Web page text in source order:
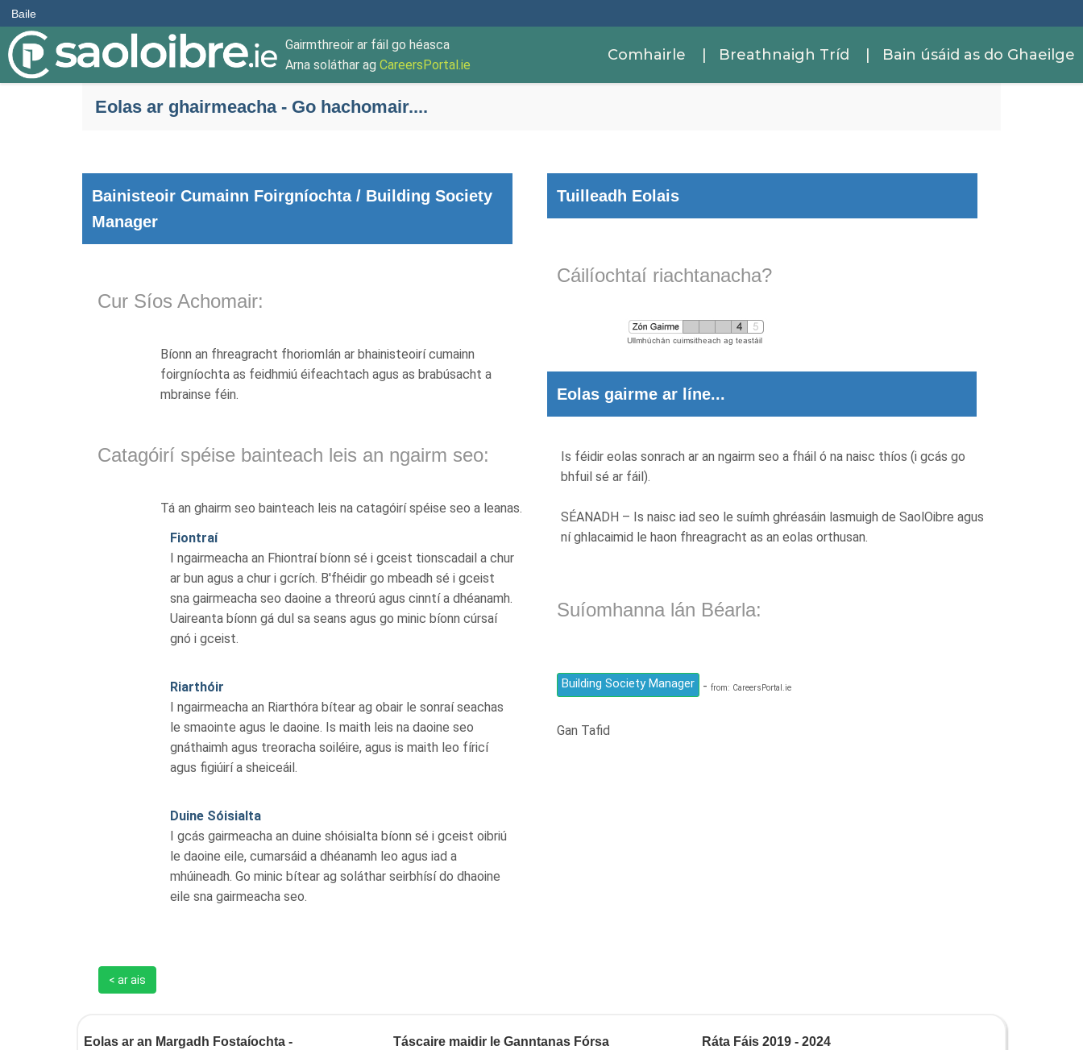
Baile
Gairmthreoir ar fáil go héasca
Arna soláthar ag CareersPortal.ie
Comhairle | Breathnaigh Tríd | Bain úsáid as do Ghaeilge
Eolas ar ghairmeacha - Go hachomair....
Bainisteoir Cumainn Foirgníochta / Building Society
Manager
Cur Síos Achomair:
Bíonn an fhreagracht fhoriomlán ar bhainisteoirí cumainn
foirgníochta as feidhmiú éifeachtach agus as brabúsacht a
mbrainse féin.
Catagóirí spéise bainteach leis an ngairm seo:
Tá an ghairm seo bainteach leis na catagóirí spéise seo a leanas.
Fiontraí
I ngairmeacha an Fhiontraí bíonn sé i gceist tionscadail a chur
ar bun agus a chur i gcrích. B'fhéidir go mbeadh sé i gceist
sna gairmeacha seo daoine a threorú agus cinntí a dhéanamh.
Uaireanta bíonn gá dul sa seans agus go minic bíonn cúrsaí
gnó i gceist.
Riarthóir
I ngairmeacha an Riarthóra bítear ag obair le sonraí seachas
le smaointe agus le daoine. Is maith leis na daoine seo
gnáthaimh agus treoracha soiléire, agus is maith leo fíricí
agus figiúirí a sheiceáil.
Duine Sóisialta
I gcás gairmeacha an duine shóisialta bíonn sé i gceist oibriú
le daoine eile, cumarsáid a dhéanamh leo agus iad a
mhúineadh. Go minic bítear ag soláthar seirbhísí do dhaoine
eile sna gairmeacha seo.
Tuilleadh Eolais
Cáilíochtaí riachtanacha?
Eolas gairme ar líne...
Is féidir eolas sonrach ar an ngairm seo a fháil ó na naisc thíos (i gcás go
bhfuil sé ar fáil).
SÉANADH – Is naisc iad seo le suímh ghréasáin lasmuigh de SaolOibre agus
ní ghlacaimid le haon fhreagracht as an eolas orthusan.
Suíomhanna lán Béarla:
Building Society Manager -from: CareersPortal.ie
Gan Tafid
< ar ais
Eolas ar an Margadh Fostaíochta -
Táscaire maidir le Ganntanas Fórsa
Ráta Fáis 2019 - 2024